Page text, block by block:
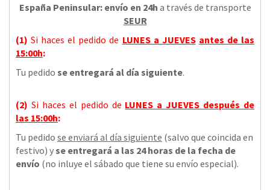
España Peninsular: envío en 24h a través de transporte
SEUR
(1)Si haces el pedido de LUNES a JUEVES antes de las
15:00h:
Tu pedido se entregará al día siguiente.
(2) Si haces el pedido de LUNES a JUEVES después de
las 15:00h:
Tu pedido se enviará al día siguiente (salvo que coincida en
festivo) yse entregará a las 24 horas de la fecha de
envío (no inluye el sábado que tiene su envío especial).